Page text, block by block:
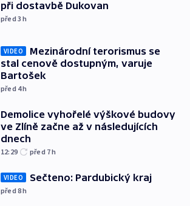
při dostavbě Dukovan
před 3h
VIDEO
Mezinárodní terorismus se
stal cenově dostupným, varuje
Bartošek
před 4h
Demolice vyhořelé výškové budovy
ve Zlíně začne až v následujících
dnech
12:29 před 7h
VIDEO Sečteno: Pardubický kraj
před 8h